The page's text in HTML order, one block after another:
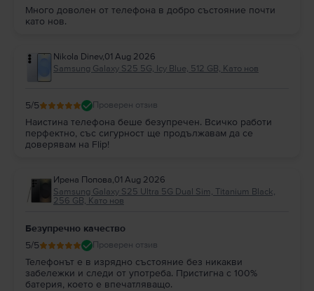
Много доволен от телефона в добро състояние почти
като нов.
Nikola Dinev,01 Aug 2026
Samsung Galaxy S25 5G, Icy Blue, 512 GB, Като нов
5/5 Проверен отзив
Наистина телефона беше безупречен. Всичко работи
перфектно, със сигурност ще продължавам да се
доверявам на Flip!
Ирена Попова,01 Aug 2026
Samsung Galaxy S25 Ultra 5G Dual Sim, Titanium Black,
256 GB, Като нов
Безупречно качество
5/5 Проверен отзив
Телефонът е в изрядно състояние без никакви
забележки и следи от употреба. Пристигна с 100%
батерия, което е впечатляващо.